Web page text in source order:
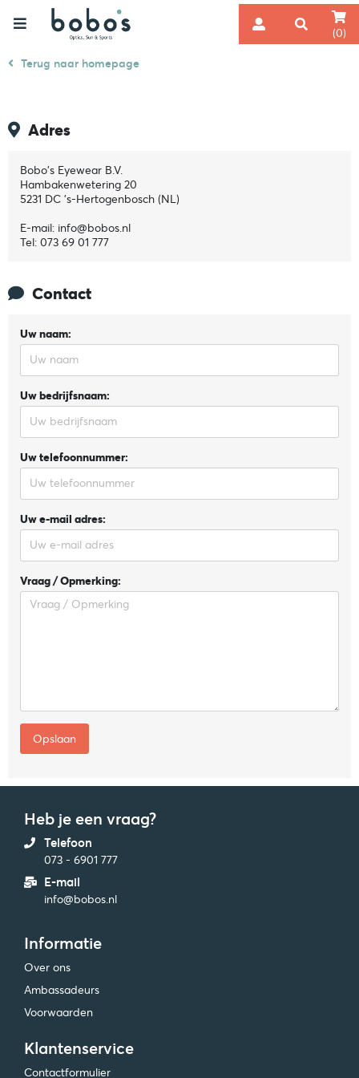
(0)
Terug naar homepage
Adres
Bobo's Eyewear B.V.
Hambakenwetering 20
5231 DC 's-Hertogenbosch (NL)
E-mail: info@bobos.nl
Tel: 073 69 01 777
Contact
Uw naam:
Uw bedrijfsnaam:
Uw telefoonnummer:
Uw e-mail adres:
Vraag / Opmerking:
Heb je een vraag?
Telefoon
073 - 6901 777
E-mail
info@bobos.nl
Informatie
Over ons
Ambassadeurs
Voorwaarden
Klantenservice
Contactformulier